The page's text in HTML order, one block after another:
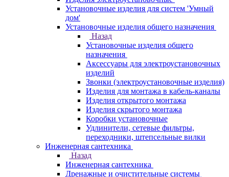
Установочные изделия для систем 'Умный
дом'
Установочные изделия общего назначения
Назад
Установочные изделия общего
назначения
Аксессуары для электроустановочных
изделий
Звонки (электроустановочные изделия)
Изделия для монтажа в кабель-каналы
Изделия открытого монтажа
Изделия скрытого монтажа
Коробки установочные
Удлинители, сетевые фильтры,
переходники, штепсельные вилки
Инженерная сантехника
Назад
Инженерная сантехника
Дренажные и очистительные системы